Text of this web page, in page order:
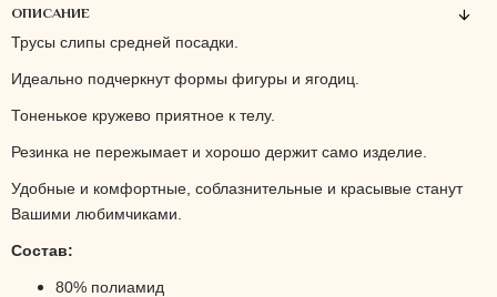
ОПИСАНИЕ
Трусы слипы средней посадки.
Идеально подчеркнут формы фигуры и ягодиц.
Тоненькое кружево приятное к телу.
Резинка не пережымает и хорошо держит само изделие.
Удобные и комфортные, соблазнительные и красывые станут
Вашими любимчиками.
Состав:
80% полиамид